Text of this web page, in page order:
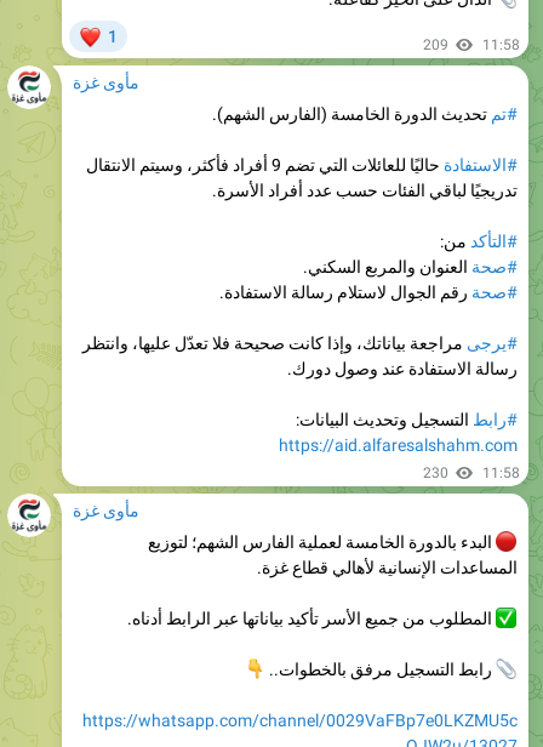
مأوى غزة
#تمتحديث الدورة الخامسة (الفارس الشهم).
#الاستفادة
حاليًا للعائلات التي تضم 9 أفراد فأكثر، وسيتم الانتقال
#التأكد من:
#صحة رقم الجوال لاستلام رسالة الاستفادة.
#يرجى مراجعة بياناتك، وإذا كانت صحيحة فلا تعدّل عليها، وانتظر
#رابط التسجيل وتحديث البيانات:
230 11:58
البدء بالدورة الخامسة لعملية الفارس الشهم؛ لتوزيع
المطلوب من جميع الأسر تأكيد بياناتها عبر الرابط أدناه.
رابط التسجيل مرفق بالخطوات..
👇
https://whatsapp.com/channel/0029VaFBp7e0LKZMU5c
228 12:08